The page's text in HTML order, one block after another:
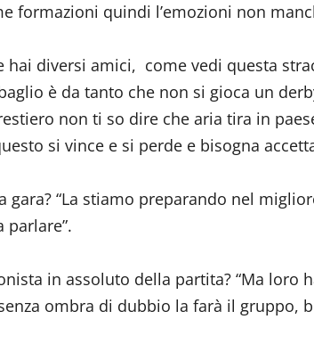
formazioni quindi l’emozioni non
hai diversi amici, come vedi questa
è da tanto che non si gioca un
non ti so dire che aria tira in
si vince e si perde e bisogna
gara? “La stiamo preparando nel
parlare”.
in assoluto della partita? “Ma loro
ombra di dubbio la farà il gruppo,